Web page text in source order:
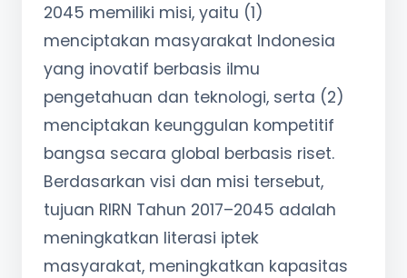
2045 memiliki misi, yaitu (1)
menciptakan masyarakat Indonesia
yang inovatif berbasis ilmu
pengetahuan dan teknologi, serta (2)
menciptakan keunggulan kompetitif
bangsa secara global berbasis riset.
Berdasarkan visi dan misi tersebut,
tujuan RIRN Tahun 2017–2045 adalah
meningkatkan literasi iptek
masyarakat, meningkatkan kapasitas